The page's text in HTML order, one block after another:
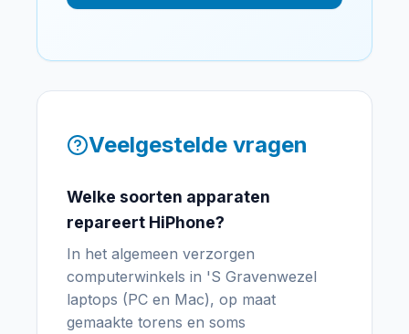
Veelgestelde vragen
Welke soorten apparaten
repareert HiPhone?
In het algemeen verzorgen
computerwinkels in 'S Gravenwezel
laptops (PC en Mac), op maat
gemaakte torens en soms